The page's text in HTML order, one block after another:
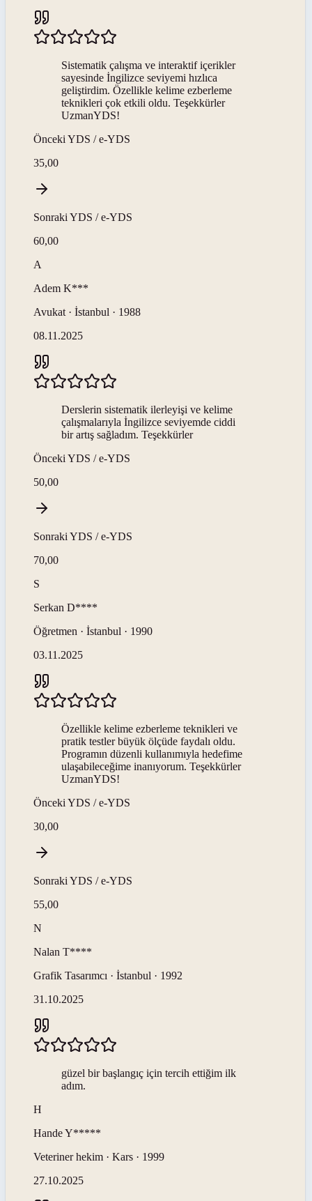
Sistematik çalışma ve interaktif içerikler
sayesinde İngilizce seviyemi hızlıca
geliştirdim. Özellikle kelime ezberleme
teknikleri çok etkili oldu. Teşekkürler
UzmanYDS!
Önceki YDS / e-YDS
35,00
Sonraki YDS / e-YDS
60,00
A
Adem K***
Avukat · İstanbul · 1988
08.11.2025
Derslerin sistematik ilerleyişi ve kelime
çalışmalarıyla İngilizce seviyemde ciddi
bir artış sağladım. Teşekkürler
Önceki YDS / e-YDS
50,00
Sonraki YDS / e-YDS
70,00
S
Serkan D****
Öğretmen · İstanbul · 1990
03.11.2025
Özellikle kelime ezberleme teknikleri ve
pratik testler büyük ölçüde faydalı oldu.
Programın düzenli kullanımıyla hedefime
ulaşabileceğime inanıyorum. Teşekkürler
UzmanYDS!
Önceki YDS / e-YDS
30,00
Sonraki YDS / e-YDS
55,00
N
Nalan T****
Grafik Tasarımcı · İstanbul · 1992
31.10.2025
güzel bir başlangıç için tercih ettiğim ilk
adım.
H
HandeY*****
Veteriner hekim · Kars · 1999
27.10.2025